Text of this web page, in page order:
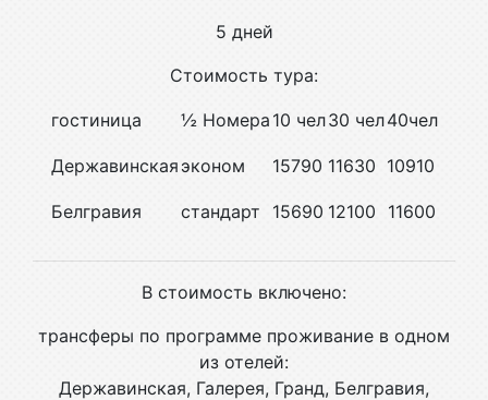
5 дней
Стоимость тура:
гостиница ½ Номера 10 чел30 чел40чел
Державинскаяэконом 15790 11630 10910
Белгравия стандарт 15690 12100 11600
В стоимость включено:
трансферы по программе проживание в одном
из отелей:
Державинская, Галерея, Гранд, Белгравия,